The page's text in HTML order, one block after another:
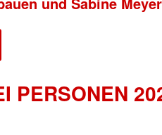
PERSONEN